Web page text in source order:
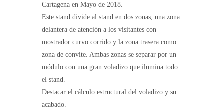
Cartagena en Mayo de 2018.
Este stand divide al stand en dos zonas, una zona
delantera de atención a los visitantes con
mostrador curvo corrido y la zona trasera como
zona de convite. Ambas zonas se separar por un
módulo con una gran voladizo que ilumina todo
el stand.
Destacar el cálculo estructural del voladizo y su
acabado.